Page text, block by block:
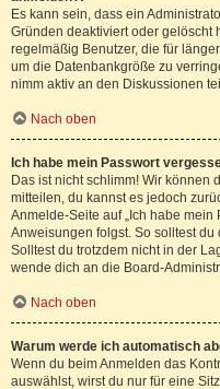
Es kann sein, dass ein
Gründen deaktiviert oder gelöscht
regelmäßig Benutzer, die für
um die Datenbankgröße zu
nimm aktiv an den Diskussionen
Nach oben
Ich habe mein Passwort
Das ist nicht schlimm! Wir können
mitteilen, du kannst es jedoch
Anmelde-Seite auf „Ich habe mein
Anweisungen folgst. So solltest
Solltest du trotzdem nicht in der
wende dich an die Board-
Nach oben
Warum werde ich automatisch
Wenn du beim Anmelden das
auswählst, wirst du nur für eine